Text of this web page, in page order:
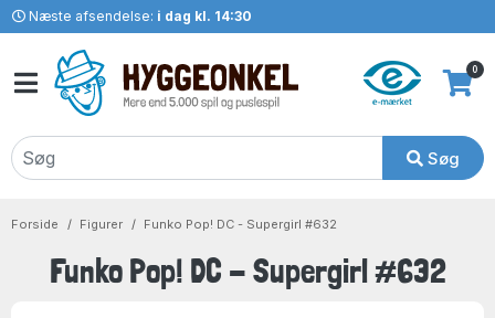
Næste afsendelse: i dag kl. 14:30
Søg
0
Forside Figurer Funko Pop! DC - Supergirl #632
Funko Pop! DC - Supergirl #632